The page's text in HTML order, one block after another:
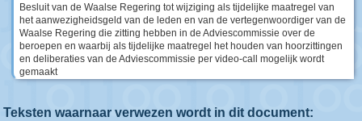
Besluit van de Waalse Regering tot wijziging als tijdelijke maatregel van
het aanwezigheidsgeld van de leden en van de vertegenwoordiger van de
Waalse Regering die zitting hebben in de Adviescommissie over de
beroepen en waarbij als tijdelijke maatregel het houden van hoorzittingen
en deliberaties van de Adviescommissie per video-call mogelijk wordt
gemaakt
Teksten waarnaar verwezen wordt in dit document: